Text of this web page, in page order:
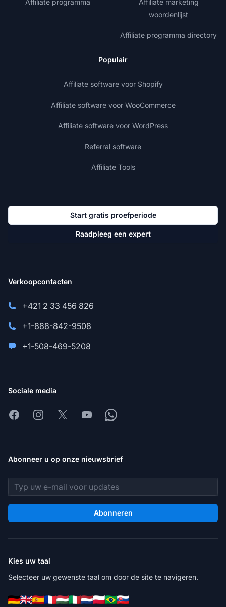
Affiliate programma
Affiliate marketing
woordenlijst
Affiliate programma directory
Populair
Affiliate software voor Shopify
Affiliate software voor WooCommerce
Affiliate software voor WordPress
Referral software
Affiliate Tools
Start gratis proefperiode
Raadpleeg een expert
Verkoopcontacten
+421 2 33 456 826
+1-888-842-9508
+1-508-469-5208
Sociale media
FacebookInstagram
X YoutubeWhatsapp
Abonneer u op onze nieuwsbrief
E-mailadres
Abonneren
Kies uw taal
Selecteer uw gewenste taal om door de site te navigeren.